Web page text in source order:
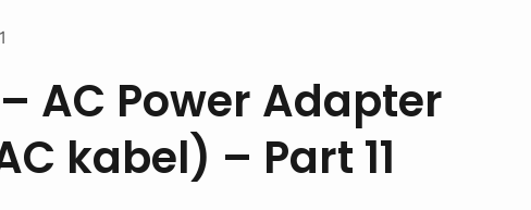
AC Power Adapter
kabel) – Part 11